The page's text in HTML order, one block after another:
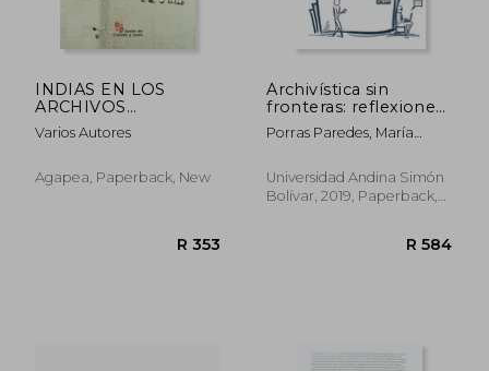
INDIAS EN LOS
ARCHIVOS
HISTORICOS
PROVINCIALES DE
Spanish)
Varios Autores
Agapea, Paperback, New
Archivística sin
fronteras: reflexiones
sobre políticas de
gestión, formación e
archivos (in Spanish)
Porras Paredes, María
Mendoza, Rosana Daniela,
Ed.
Universidad Andina Simón
Bolívar, 2019, Paperback,